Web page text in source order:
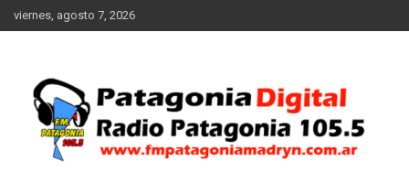
Saltar
al
viernes, agosto 7, 2026